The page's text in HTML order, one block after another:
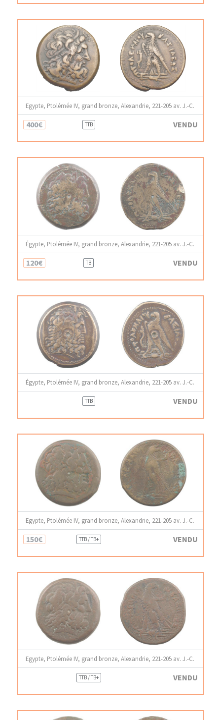
Egypte, Ptolémée IV, grand bronze, Alexandrie, 221-205 av. J.-C.
400€ TTB VENDU
Égypte, Ptolémée IV, grand bronze, Alexandrie, 221-205 av. J.-C.
120€ TB VENDU
Égypte, Ptolémée IV, grand bronze, Alexandrie, 221-205 av. J.-C.
TTB VENDU
Egypte, Ptolémée IV, grand bronze, Alexandrie, 221-205 av. J.-C.
150€ TTB / TB+ VENDU
Egypte, Ptolémée IV, grand bronze, Alexandrie, 221-205 av. J.-C.
TTB / TB+ VENDU